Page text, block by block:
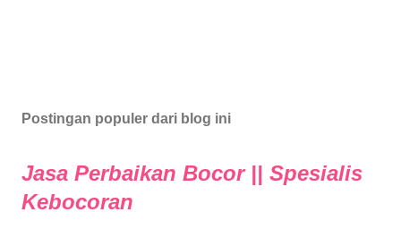
Postingan populer dari blog ini
Jasa Perbaikan Bocor || Spesialis
Kebocoran